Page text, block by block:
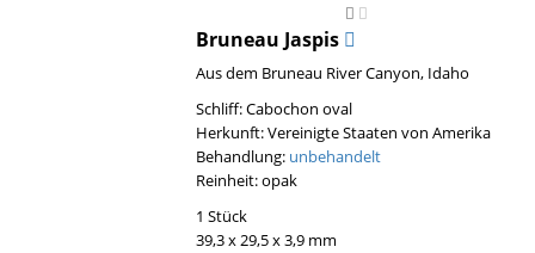
Bruneau Jaspis
Aus dem Bruneau River Canyon, Idaho
Schliff: Cabochon oval
Herkunft: Vereinigte Staaten von Amerika
Behandlung: unbehandelt
Reinheit: opak
1 Stück
39,3 x 29,5 x 3,9 mm